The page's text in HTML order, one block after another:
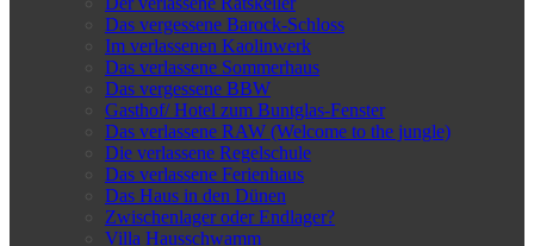
Das vergessene Barock-Schloss
Im verlassenen Kaolinwerk
Das verlassene Sommerhaus
Das vergessene BBW
Gasthof/ Hotel zum Buntglas-Fenster
Das verlassene RAW (Welcome to the jungle)
Die verlassene Regelschule
Das verlassene Ferienhaus
Das Haus in den Dünen
Zwischenlager oder Endlager?
Villa Hausschwamm